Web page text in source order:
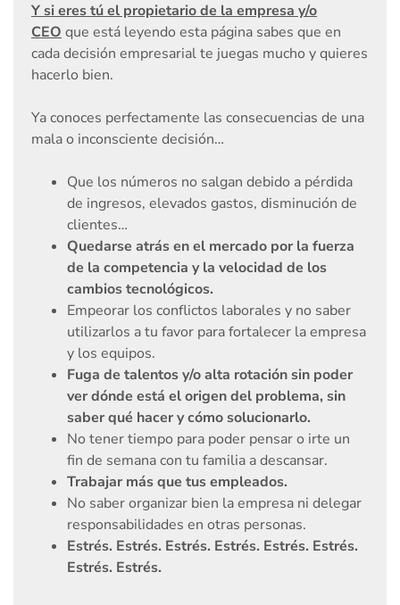
Y si eres tú el propietario de la empresa y/o
CEO que está leyendo esta página sabes que en
cada decisión empresarial te juegas mucho y quieres
hacerlo bien.
Ya conoces perfectamente las consecuencias de una
mala o inconsciente decisión…
Que los números no salgan debido a pérdida
de ingresos, elevados gastos, disminución de
clientes…
Quedarse atrás en el mercado por la fuerza
de la competencia y la velocidad de los
cambios tecnológicos.
Empeorar los conflictos laborales y no saber
utilizarlos a tu favor para fortalecer la empresa
y los equipos.
Fuga de talentos y/o alta rotación sin poder
ver dónde está el origen del problema, sin
saber qué hacer y cómo solucionarlo.
No tener tiempo para poder pensar o irte un
fin de semana con tu familia a descansar.
Trabajar más que tus empleados.
No saber organizar bien la empresa ni delegar
responsabilidades en otras personas.
Estrés. Estrés. Estrés. Estrés. Estrés. Estrés.
Estrés. Estrés.